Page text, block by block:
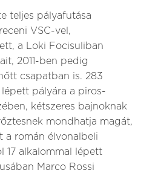
teljes pályafutása
VSC-vel,
a Loki Focisuliban
2011-ben pedig
csapatban is. 283
pályára a piros-
kétszeres bajnoknak
mondhatja magát,
a román élvonalbeli
17 alkalommal lépett
Marco Rossi